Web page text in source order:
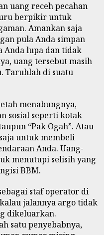
uang receh pecahan
berpikir untuk
Amankan saja
pula Anda simpan
Anda lupa dan tidak
uang tersebut masih
Taruhlah di suatu
menabungnya,
sosial seperti kotak
“Pak Ogah”. Atau
untuk membeli
Anda. Uang-
menutupi selisih yang
BBM.
staf operator di
jalannya argo tidak
dikeluarkan.
satu penyebabnya,